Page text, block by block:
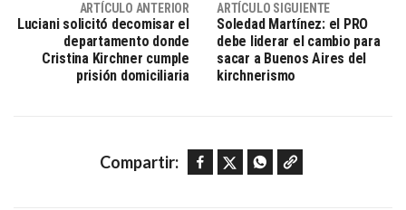
ARTÍCULO ANTERIOR
Luciani solicitó decomisar el
departamento donde
Cristina Kirchner cumple
prisión domiciliaria
ARTÍCULO SIGUIENTE
Soledad Martínez: el PRO
debe liderar el cambio para
sacar a Buenos Aires del
kirchnerismo
Compartir: Facebook Twitter WhatsApp Copy link